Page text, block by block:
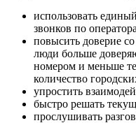
использовать
звонков по
повысить доверие
люди больше
номером и меньше
количество
упростить
быстро решать
прослушивать